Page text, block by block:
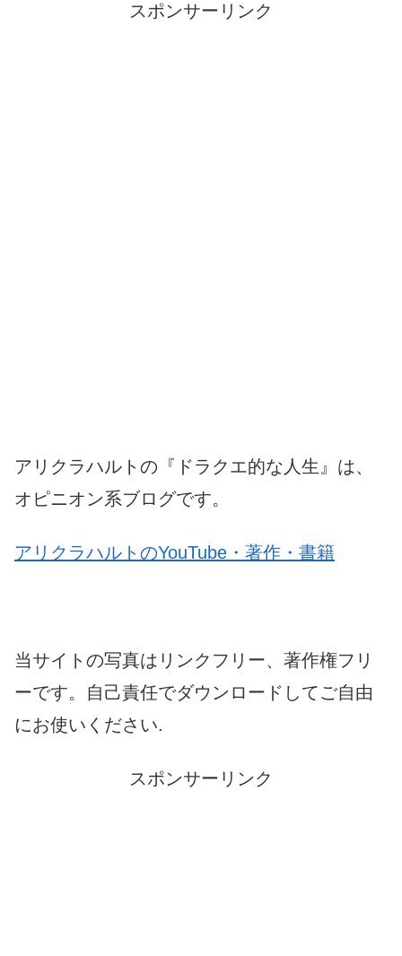
スポンサーリンク
アリクラハルトの『ドラクエ的な人生』は、
オピニオン系ブログです。
アリクラハルトのYouTube・著作・書籍
当サイトの写真はリンクフリー、著作権フリ
ーです。自己責任でダウンロードしてご自由
にお使いください.
スポンサーリンク